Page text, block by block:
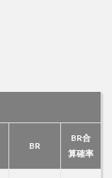
BR
BR合
算確率